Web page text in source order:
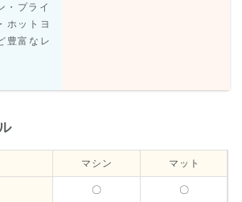
・プライ
ホットヨ
豊富なレ
マシン マット
〇 〇